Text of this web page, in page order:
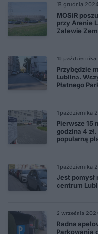
18 grudnia 2024
MOSiR
przy Arenie
Zalewie
16 października
Przybędzie
Lublina.
Płatnego
1 października
Pierwsze 15
godzina 4
popularną
1 października
Jest
centrum
2 września
Radna
Parkowania